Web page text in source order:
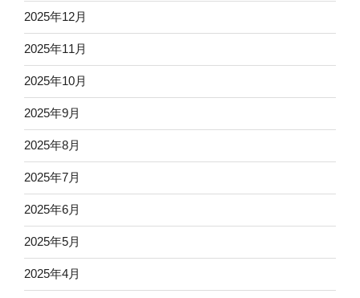
2025年12月
2025年11月
2025年10月
2025年9月
2025年8月
2025年7月
2025年6月
2025年5月
2025年4月